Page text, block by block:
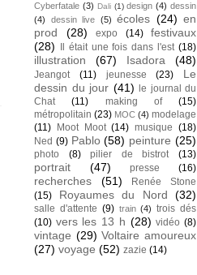
Cyberfatale (3) Dali (1) design (4) dessin
(4)
dessin live (5) écoles (24) en
prod
(28) expo (14)
festivaux
(28)
Il était une fois dans l'est (18)
illustration (67) Isadora (48)
Jeangot (11) jeunesse (23)
Le
dessin du jour (41)
le journal du
Chat
(11) making of
(15)
métropolitain (23) MOC (4) modelage
(11)
Moot Moot (14) musique (18)
Ned (9) Pablo (58) peinture (25)
photo (8) pilier de bistrot (13)
portrait (47) presse (16)
recherches (51)
Renée Stone
(15)
Royaumes du Nord (32)
salle d'attente (9) train (4)
trois dés
(10) vers les 13 h (28) vidéo (8)
vintage (29) Voltaire amoureux
(27) voyage (52) zazie (14)